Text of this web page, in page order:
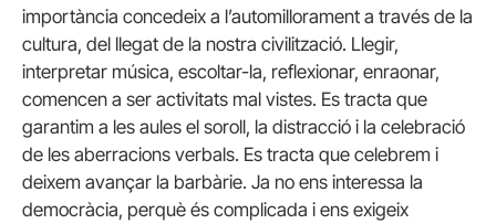
importància concedeix a l’automillorament a través de la
cultura, del llegat de la nostra civilització. Llegir,
interpretar música, escoltar-la, reflexionar, enraonar,
comencen a ser activitats mal vistes. Es tracta que
garantim a les aules el soroll, la distracció i la celebració
de les aberracions verbals. Es tracta que celebrem i
deixem avançar la barbàrie. Ja no ens interessa la
democràcia, perquè és complicada i ens exigeix